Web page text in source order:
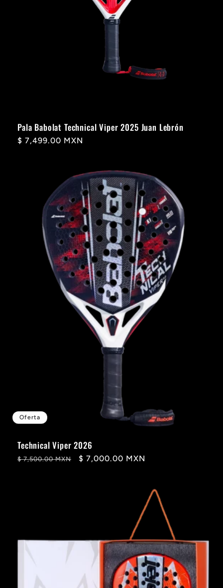
Pala Babolat Technical Viper 2025 Juan Lebrón
Precio
$ 7,499.00 MXN
Oferta
Technical Viper 2026
Precio
$ 7,500.00 MXN
Precio
$ 7,000.00 MXN